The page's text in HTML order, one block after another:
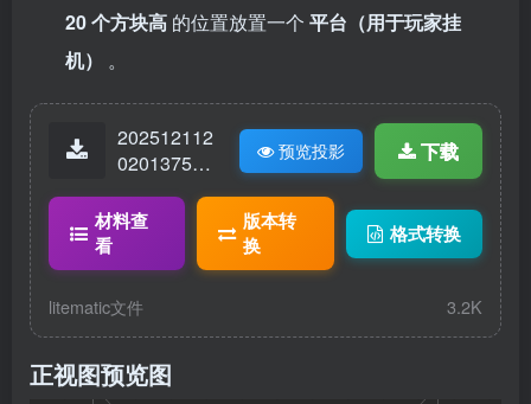
20 个方块高 的位置放置一个 平台（用于玩家挂
机） 。
202512112
02013757-
atic
预览投影 下载
材料查
看
版本转
换
格式转换
litematic文件 3.2K
正视图预览图